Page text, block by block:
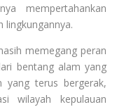
mempertahankan
lingkungannya.
memegang peran
bentang alam yang
yang terus bergerak,
wilayah kepulauan